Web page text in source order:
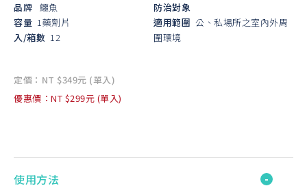
品牌 鱷魚
容量 1藥劑片
入/箱數 12
防治對象
適用範圍 公、私場所之室內外周
圍環境
定價：NT $349元 (單入)
優惠價：NT $299元 (單入)
使用方法